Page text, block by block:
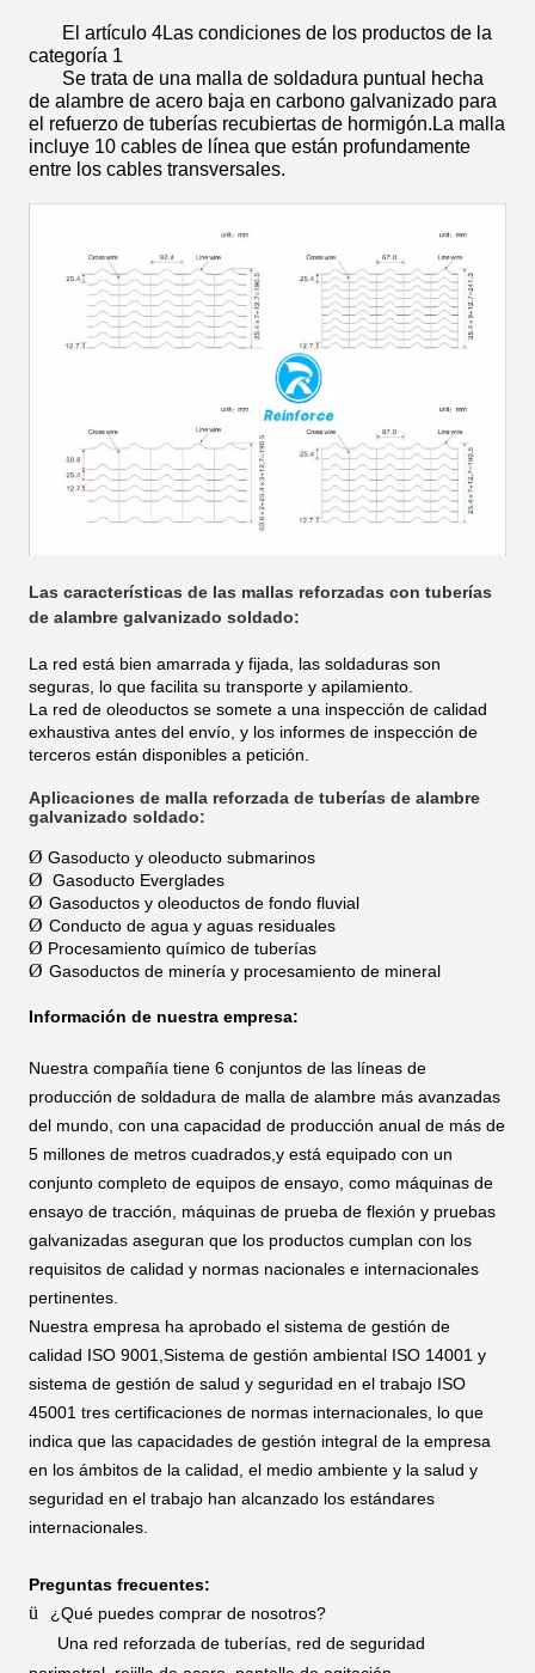
El artículo 4Las condiciones de los productos de la
categoría 1
Se trata de una malla de soldadura puntual hecha
de alambre de acero baja en carbono galvanizado para
el refuerzo de tuberías recubiertas de hormigón.La malla
incluye 10 cables de línea que están profundamente
entre los cables transversales.
Las características de las mallas reforzadas con tuberías
de alambre galvanizado soldado:
La red está bien amarrada y fijada, las soldaduras son
seguras, lo que facilita su transporte y apilamiento.
La red de oleoductos se somete a una inspección de calidad
exhaustiva antes del envío, y los informes de inspección de
terceros están disponibles a petición.
Aplicaciones de malla reforzada de tuberías de alambre
galvanizado soldado:
Ø Gasoducto y oleoducto submarinos
Ø Gasoducto Everglades
Ø Gasoductos y oleoductos de fondo fluvial
Ø Conducto de agua y aguas residuales
Ø Procesamiento químico de tuberías
Ø Gasoductos de minería y procesamiento de mineral
Información de nuestra empresa:
Nuestra compañía tiene 6 conjuntos de las líneas de
producción de soldadura de malla de alambre más avanzadas
del mundo, con una capacidad de producción anual de más de
5 millones de metros cuadrados,y está equipado con un
conjunto completo de equipos de ensayo, como máquinas de
ensayo de tracción, máquinas de prueba de flexión y pruebas
galvanizadas aseguran que los productos cumplan con los
requisitos de calidad y normas nacionales e internacionales
pertinentes.
Nuestra empresa ha aprobado el sistema de gestión de
calidad ISO 9001,Sistema de gestión ambiental ISO 14001 y
sistema de gestión de salud y seguridad en el trabajo ISO
45001 tres certificaciones de normas internacionales, lo que
indica que las capacidades de gestión integral de la empresa
en los ámbitos de la calidad, el medio ambiente y la salud y
seguridad en el trabajo han alcanzado los estándares
internacionales.
Preguntas frecuentes:
ü
¿Qué puedes comprar de nosotros?
Una red reforzada de tuberías, red de seguridad